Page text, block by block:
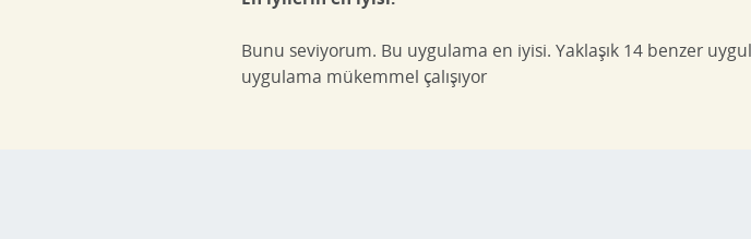
Bunu seviyorum. Bu uygulama en iyisi. Yaklaşık 14 benzer
uygulama mükemmel çalışıyor